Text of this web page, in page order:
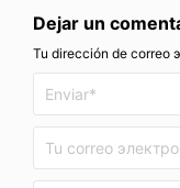
Dejar un
Tu dirección de correo